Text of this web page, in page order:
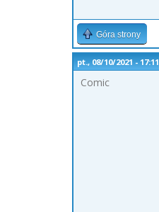
Góra strony
pt., 08/10/2021 - 17:11
Comic